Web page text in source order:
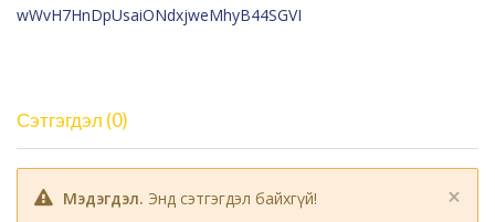
wWvH7HnDpUsaiONdxjweMhyB44SGVI
Сэтгэгдэл (0)
×
Мэдэгдэл. Энд сэтгэгдэл байхгүй!